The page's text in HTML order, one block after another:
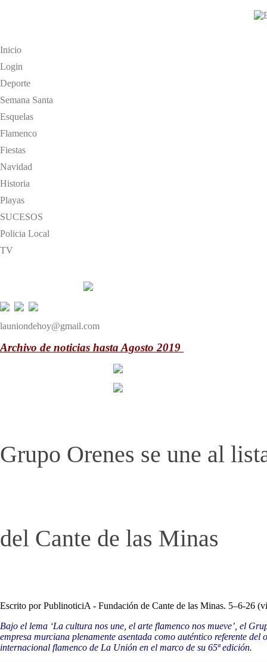
Inicio
Login
Deporte
Semana Santa
Esquelas
Flamenco
Fiestas
Navidad
Historia
Playas
SUCESOS
Policia Local
TV
launiondehoy@gmail.com
Archivo de noticias hasta Agosto 2019
Grupo Orenes se une al
del Cante de las Minas
Escrito por PublinoticiA - Fundación de Cante de las Minas. 5–6-26
Bajo el lema ‘La cultura nos une, el arte flamenco nos mueve’, el
empresa murciana plenamente asentada como auténtico referente
internacional flamenco de La Unión en el marco de su 65ª edición.